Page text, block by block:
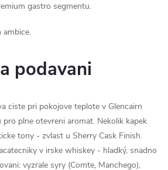
gastro segmentu.
ambice.
podavani
ciste pri pokojove teplote v Glencairn
pro plne otevreni aromat. Nekolik kapek
tony - zvlast u Sherry Cask Finish.
v irske whiskey - hladký, snadno
vyzrale syry (Comte, Manchego),